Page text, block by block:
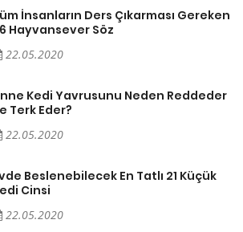
İnsanların Ders Çıkarması Gereken
Hayvansever Söz
22.05.2020
Kedi Yavrusunu Neden Reddeder
Terk Eder?
22.05.2020
Beslenebilecek En Tatlı 21 Küçük
Cinsi
22.05.2020